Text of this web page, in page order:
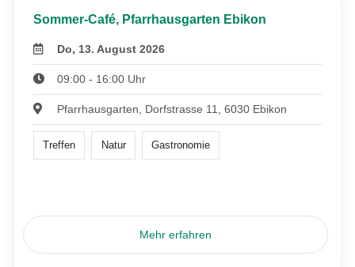
Sommer-Café, Pfarrhausgarten Ebikon
Do, 13. August 2026
09:00 - 16:00 Uhr
Pfarrhausgarten, Dorfstrasse 11, 6030 Ebikon
Treffen Natur Gastronomie
Mehr erfahren